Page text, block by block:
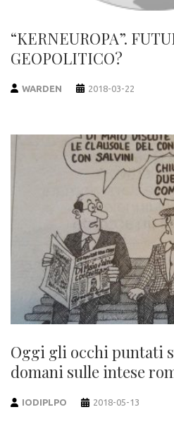
“KERNEUROPA”.
GEOPOLITICO?
WARDEN 2018-03-22
Oggi gli occhi puntati
domani sulle intese
IODIPLPO 2018-05-13